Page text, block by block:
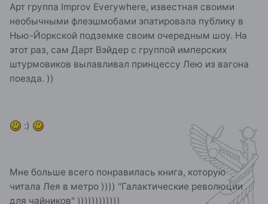
Арт группа Improv Everywhere, известная своими
необычными флеэшмобами эпатировала публику в
Нью-Йоркской подземке своим очередным шоу. На
этот раз, сам Дарт Вэйдер с группой имперских
штурмовиков вылавливал принцессу Лею из вагона
поезда. ))
:)
Мне больше всего понравилась книга, которую
читала Лея в метро )))) "Галактические революции
для чайников" ))))))))))))